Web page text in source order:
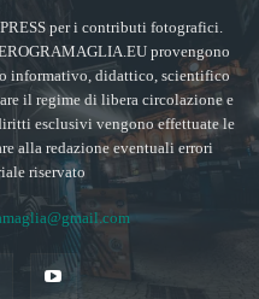
per i contributi fotografici.
provengono
informativo, didattico, scientifico
il regime di libera circolazione e
esclusivi vengono effettuate le
alla redazione eventuali errori
riservato